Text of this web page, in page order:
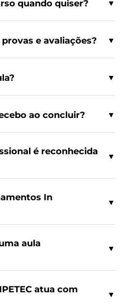
quando quiser? ▼
e avaliações? ▼
▼
ao concluir? ▼
é reconhecida
▼
In
▼
aula
▼
atua com
▼